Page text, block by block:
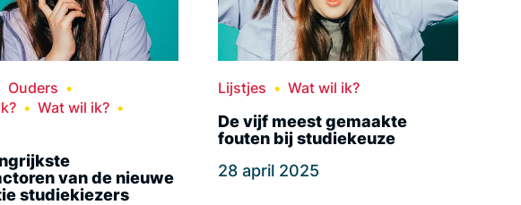
Ouders
Wat wil ik?
van de nieuwe
studiekiezers
Lijstjes Wat wil ik?
De vijf meest gemaakte
fouten bij studiekeuze
28 april 2025